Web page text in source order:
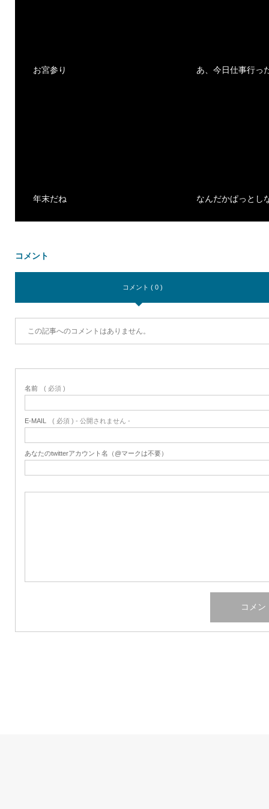
お宮参り あ、今日仕事行っ
年末だね なんだかぱっとし
コメント
コメント ( 0 )
この記事へのコメントはありません。
名前 ( 必須 )
E-MAIL ( 必須 ) - 公開されません -
あなたのtwitterアカウント名（@マークは不要）